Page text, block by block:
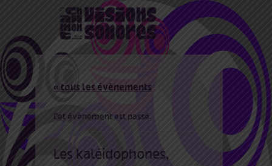
« tous les évènements
Cet évènement est passé
Les kaléidophones,